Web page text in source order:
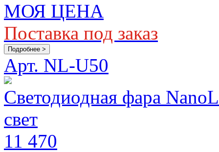
МОЯ ЦЕНА
Поставка под заказ
Подробнее >
Арт. NL-U50
Светодиодная фара
свет
11 470